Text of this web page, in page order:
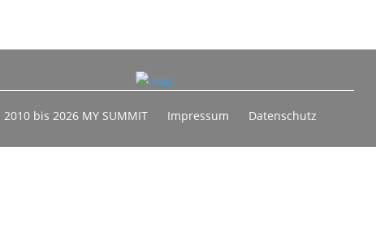
bis 2026 MY SUMMIT Impressum Datenschutz